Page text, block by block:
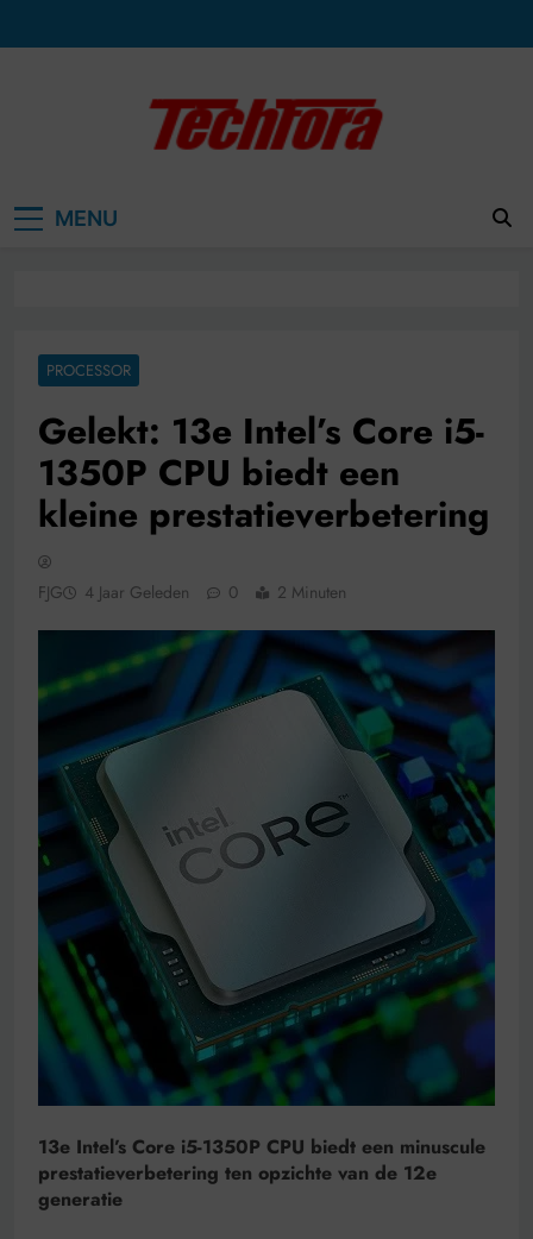
naar
MENU
PROCESSOR
Gelekt: 13e Intel’s Core i5-
1350P CPU biedt een
kleine prestatieverbetering
FJG 4 Jaar Geleden 0 2 Minuten
13e Intel’s Core i5-1350P CPU biedt een minuscule
prestatieverbetering ten opzichte van de 12e
generatie